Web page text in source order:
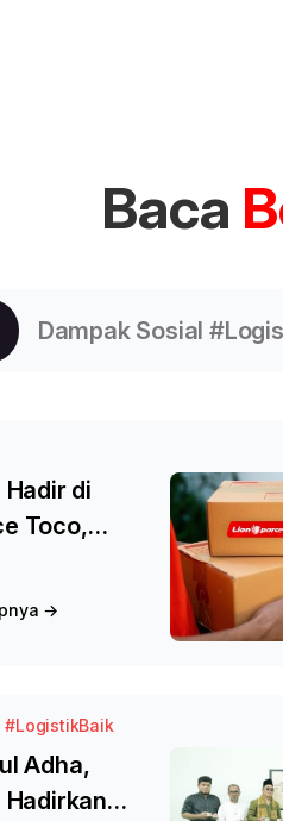
Baca
Dampak Sosial
Hadir di
Toco,
→
#LogistikBaik
Adha,
Hadirkan